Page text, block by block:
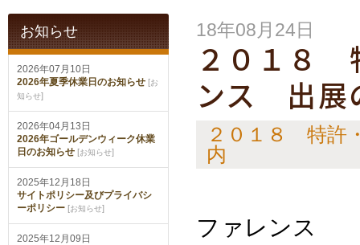
18年08月24日
２０１８
ンス 出展
２０１８ 特許
内
ファレンス
お知らせ
2026年07月10日
2026年夏季休業日のお知らせ [お
知らせ]
2026年04月13日
2026年ゴールデンウィーク休業
日のお知らせ [お知らせ]
2025年12月18日
サイトポリシー及びプライバシ
ーポリシー [お知らせ]
2025年12月09日